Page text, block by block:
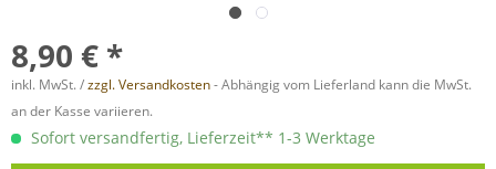
8,90 € *
inkl. MwSt. /zzgl. Versandkosten- Abhängig vom Lieferland kann die MwSt.
an der Kasse variieren.
Sofort versandfertig, Lieferzeit** 1-3 Werktage